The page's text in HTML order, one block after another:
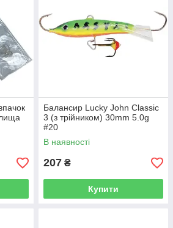
Балансир Lucky John Classic
3 (з трійником) 30mm 5.0g
#20
В наявності
207 ₴
Купити